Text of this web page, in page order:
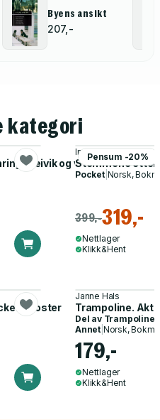
Byens ansikt
207,-
kategori
Breivik og veiene til Utøya
Pensum -20%
Ingvild Folkvord
Stemmene etter
Pocket| Norsk,
399,-319,-
Nettlager
Klikk&Hent
Booster
Janne Hals
Trampoline.
Del av Trampoline
Annet| Norsk,
179,-
Nettlager
Klikk&Hent